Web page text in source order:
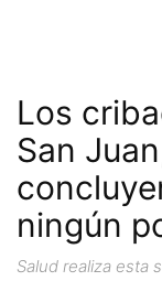
Los
San
ningún
Salud realiza esta